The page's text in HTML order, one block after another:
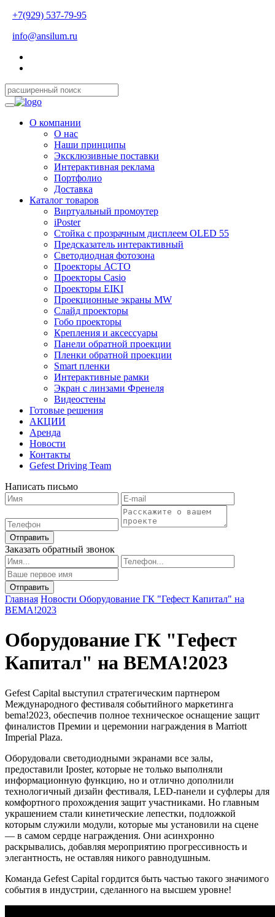
+7(929) 537-79-95
info@ansilum.ru
О компании
О нас
Наши принципы
Эксклюзивные поставки
Интерактивная реклама
Портфолио
Доставка
Каталог товаров
Виртуальный промоутер
iPoster
Стойка с прозрачным дисплеем OLED 55
Предсказатель интерактивный
Светодиодная фотозона
Проекторы АСТО
Проекторы Casio
Проекторы EIKI
Проекционные экраны MW
Слайд проекторы
Гобо проекторы
Крепления и аксессуары
Панели обратной проекции
Пленки обратной проекции
Smart пленки
Интерактивные рамки
Экран с линзами Френеля
Видеостены
Готовые решения
АКЦИИ
Аренда
Новости
Контакты
Gefest Driving Team
Написать письмо
Отправить
Заказать обратный звонок
Главная Новости Оборудование ГК "Гефест Капитал" на
BEMA!2023
Оборудование ГК "Гефест
Капитал" на BEMA!2023
Gefest Capital выступил стратегическим партнером
Международного фестиваля событийного маркетинга
bema!2023, обеспечив полное техническое оснащение защит
финалистов Премии и церемонии награждения в Marriott
Imperial Plaza.
Оборудовали светодиодными экранами все залы,
предоставили Iposter, которые не только выполняли
информационную функцию, но и отлично дополнили
технологичный дизайн фестиваля, LED-панели и суфлеры для
комфортного прохождения защит участниками. Но главным
украшением стали кинетические лепестки, подложкой
которым служили модули, которые мы установили на сцене
— в самом сердце награждения. Они асинхронно
раскрывались, добавляя мероприятию прогрессивность и
элегантность, не оставляя никого равнодушным.
Команда Gefest Capital гордится быть частью такого значимого
события в индустрии, сделанного на высшем уровне!